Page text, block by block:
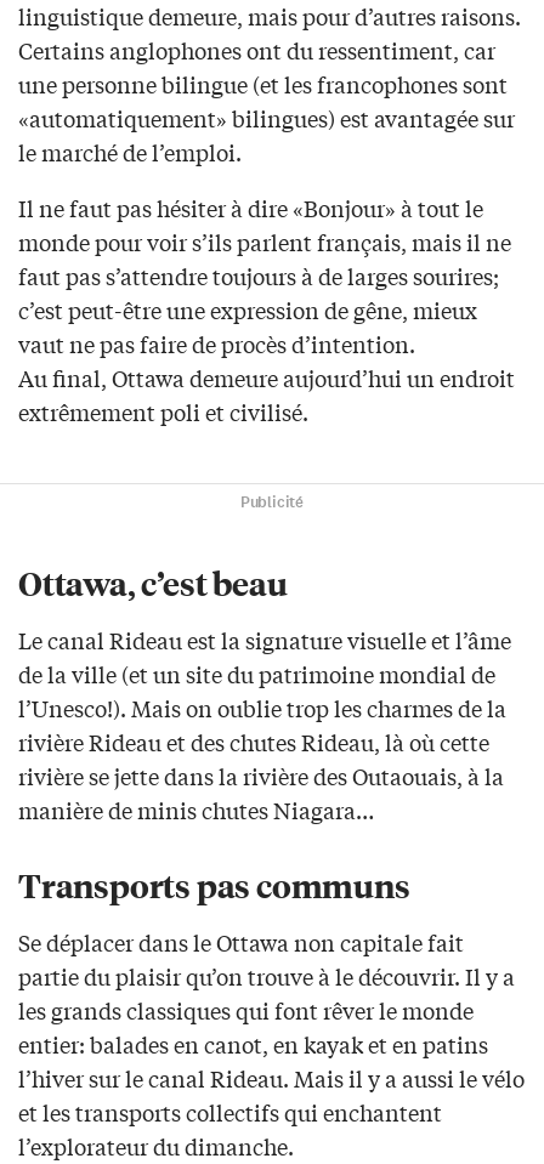
linguistique demeure, mais pour d’autres raisons.
Certains anglophones ont du ressentiment, car
une personne bilingue (et les francophones sont
«automatiquement» bilingues) est avantagée sur
le marché de l’emploi.
Il ne faut pas hésiter à dire «Bonjour» à tout le
monde pour voir s’ils parlent français, mais il ne
faut pas s’attendre toujours à de larges sourires;
c’est peut-être une expression de gêne, mieux
vaut ne pas faire de procès d’intention.
Au final, Ottawa demeure aujourd’hui un endroit
extrêmement poli et civilisé.
Publicité
Ottawa, c’est beau
Le canal Rideau est la signature visuelle et l’âme
de la ville (et un site du patrimoine mondial de
l’Unesco!). Mais on oublie trop les charmes de la
rivière Rideau et des chutes Rideau, là où cette
rivière se jette dans la rivière des Outaouais, à la
manière de minis chutes Niagara…
Transports pas communs
Se déplacer dans le Ottawa non capitale fait
partie du plaisir qu’on trouve à le découvrir. Il y a
les grands classiques qui font rêver le monde
entier: balades en canot, en kayak et en patins
l’hiver sur le canal Rideau. Mais il y a aussi le vélo
et les transports collectifs qui enchantent
l’explorateur du dimanche.